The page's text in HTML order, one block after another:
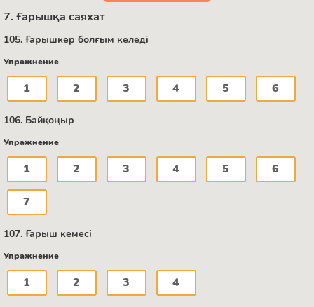
7. Ғарышқа саяхат
105. Ғарышкер болғым келеді
Упражнение
1 2 3 4 5 6
106. Байқоңыр
Упражнение
1 2 3 4 5 6
7
107. Ғарыш кемесі
Упражнение
1 2 3 4